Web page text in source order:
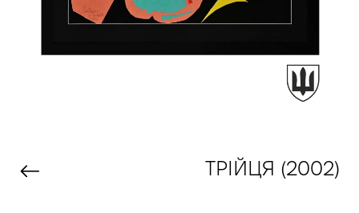
ТРІЙЦЯ (2002)